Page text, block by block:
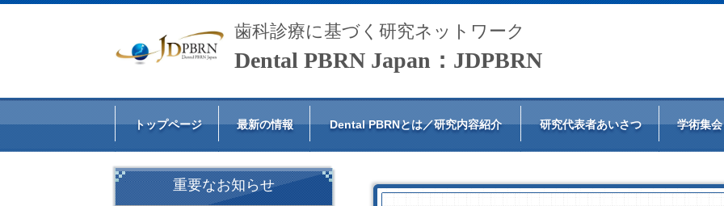
歯科診療に基づく研究ネットワーク
Dental PBRN Japan：JDPBRN
トップページ 最新の情報 Dental PBRNとは／研究内容紹介 研究代表者あいさつ 学術集会
重要なお知らせ